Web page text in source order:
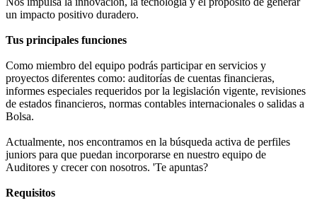
un impacto positivo duradero.
Tus principales funciones
Como miembro del equipo podrás participar en servicios y
proyectos diferentes como: auditorías de cuentas financieras,
informes especiales requeridos por la legislación vigente, revisiones
de estados financieros, normas contables internacionales o salidas a
Bolsa.
Actualmente, nos encontramos en la búsqueda activa de perfiles
juniors para que puedan incorporarse en nuestro equipo de
Auditores y crecer con nosotros. 'Te apuntas?
Requisitos